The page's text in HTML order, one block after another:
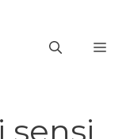
sensi